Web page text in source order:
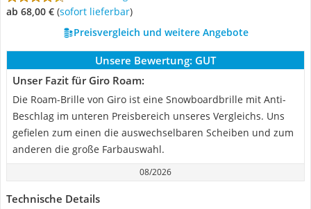
ab 68,00 € ( Sofort lieferbar)
Preisvergleich und weitere Angebote
Unsere Bewertung: GUT
Unser Fazit für Giro Roam:
Die Roam-Brille von Giro ist eine Snowboardbrille mit Anti-
Beschlag im unteren Preisbereich unseres Vergleichs. Uns
gefielen zum einen die auswechselbaren Scheiben und zum
anderen die große Farbauswahl.
08/2026
Technische Details